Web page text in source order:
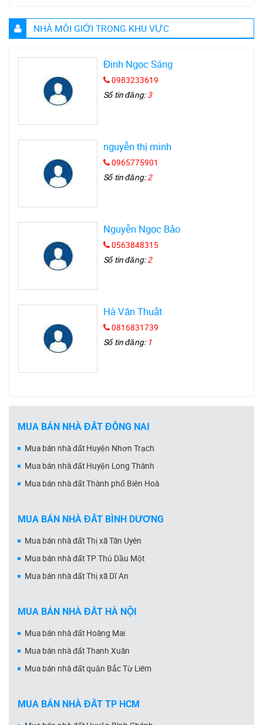
NHÀ MÔI GIỚI TRONG KHU VỰC
Đinh Ngọc Sáng
0983233619
Số tin đăng:3
nguyễn thị minh
0965775901
Số tin đăng:2
Nguyễn Ngọc Bảo
0563848315
Số tin đăng:2
Hà Văn Thuật
0816831739
Số tin đăng: 1
MUA BÁN NHÀ ĐẤT ĐỒNG NAI
Mua bán nhà đất Huyện Nhơn Trạch
Mua bán nhà đất Huyện Long Thành
Mua bán nhà đất Thành phố Biên Hoà
MUA BÁN NHÀ ĐẤT BÌNH DƯƠNG
Mua bán nhà đất Thị xã Tân Uyên
Mua bán nhà đất TP Thủ Dầu Một
Mua bán nhà đất Thị xã Dĩ An
MUA BÁN NHÀ ĐẤT HÀ NỘI
Mua bán nhà đất Hoàng Mai
Mua bán nhà đất Thanh Xuân
Mua bán nhà đất quận Bắc Từ Liêm
MUA BÁN NHÀ ĐẤT TP HCM